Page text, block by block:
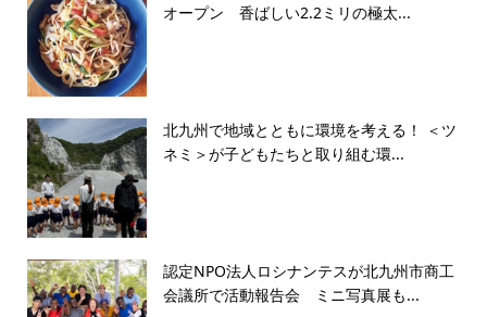
オープン 香ばしい2.2ミリの極太...
北九州で地域とともに環境を考える！ ＜ツ
ネミ＞が子どもたちと取り組む環...
認定NPO法人ロシナンテスが北九州市商工
会議所で活動報告会 ミニ写真展も...